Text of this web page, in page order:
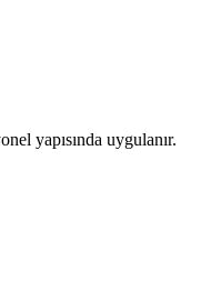
yapısında uygulanır.